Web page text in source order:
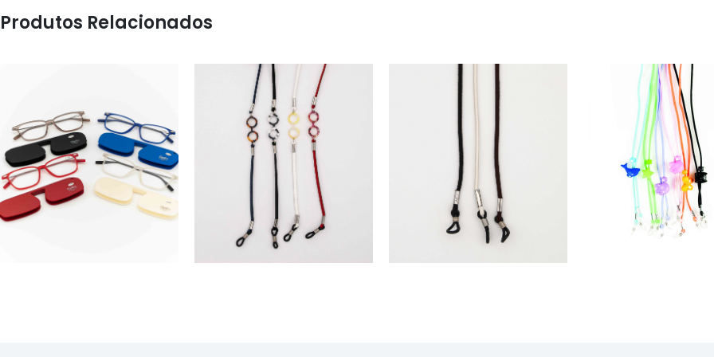
Produtos Relacionados
ACESSÓRIOS
TOMMY
ACESSÓRIOS
CORDÕES 274-1
ACESSÓRIOS
PACK CORDÕES 406
ACESSÓRIOS
PACK CORDÕES